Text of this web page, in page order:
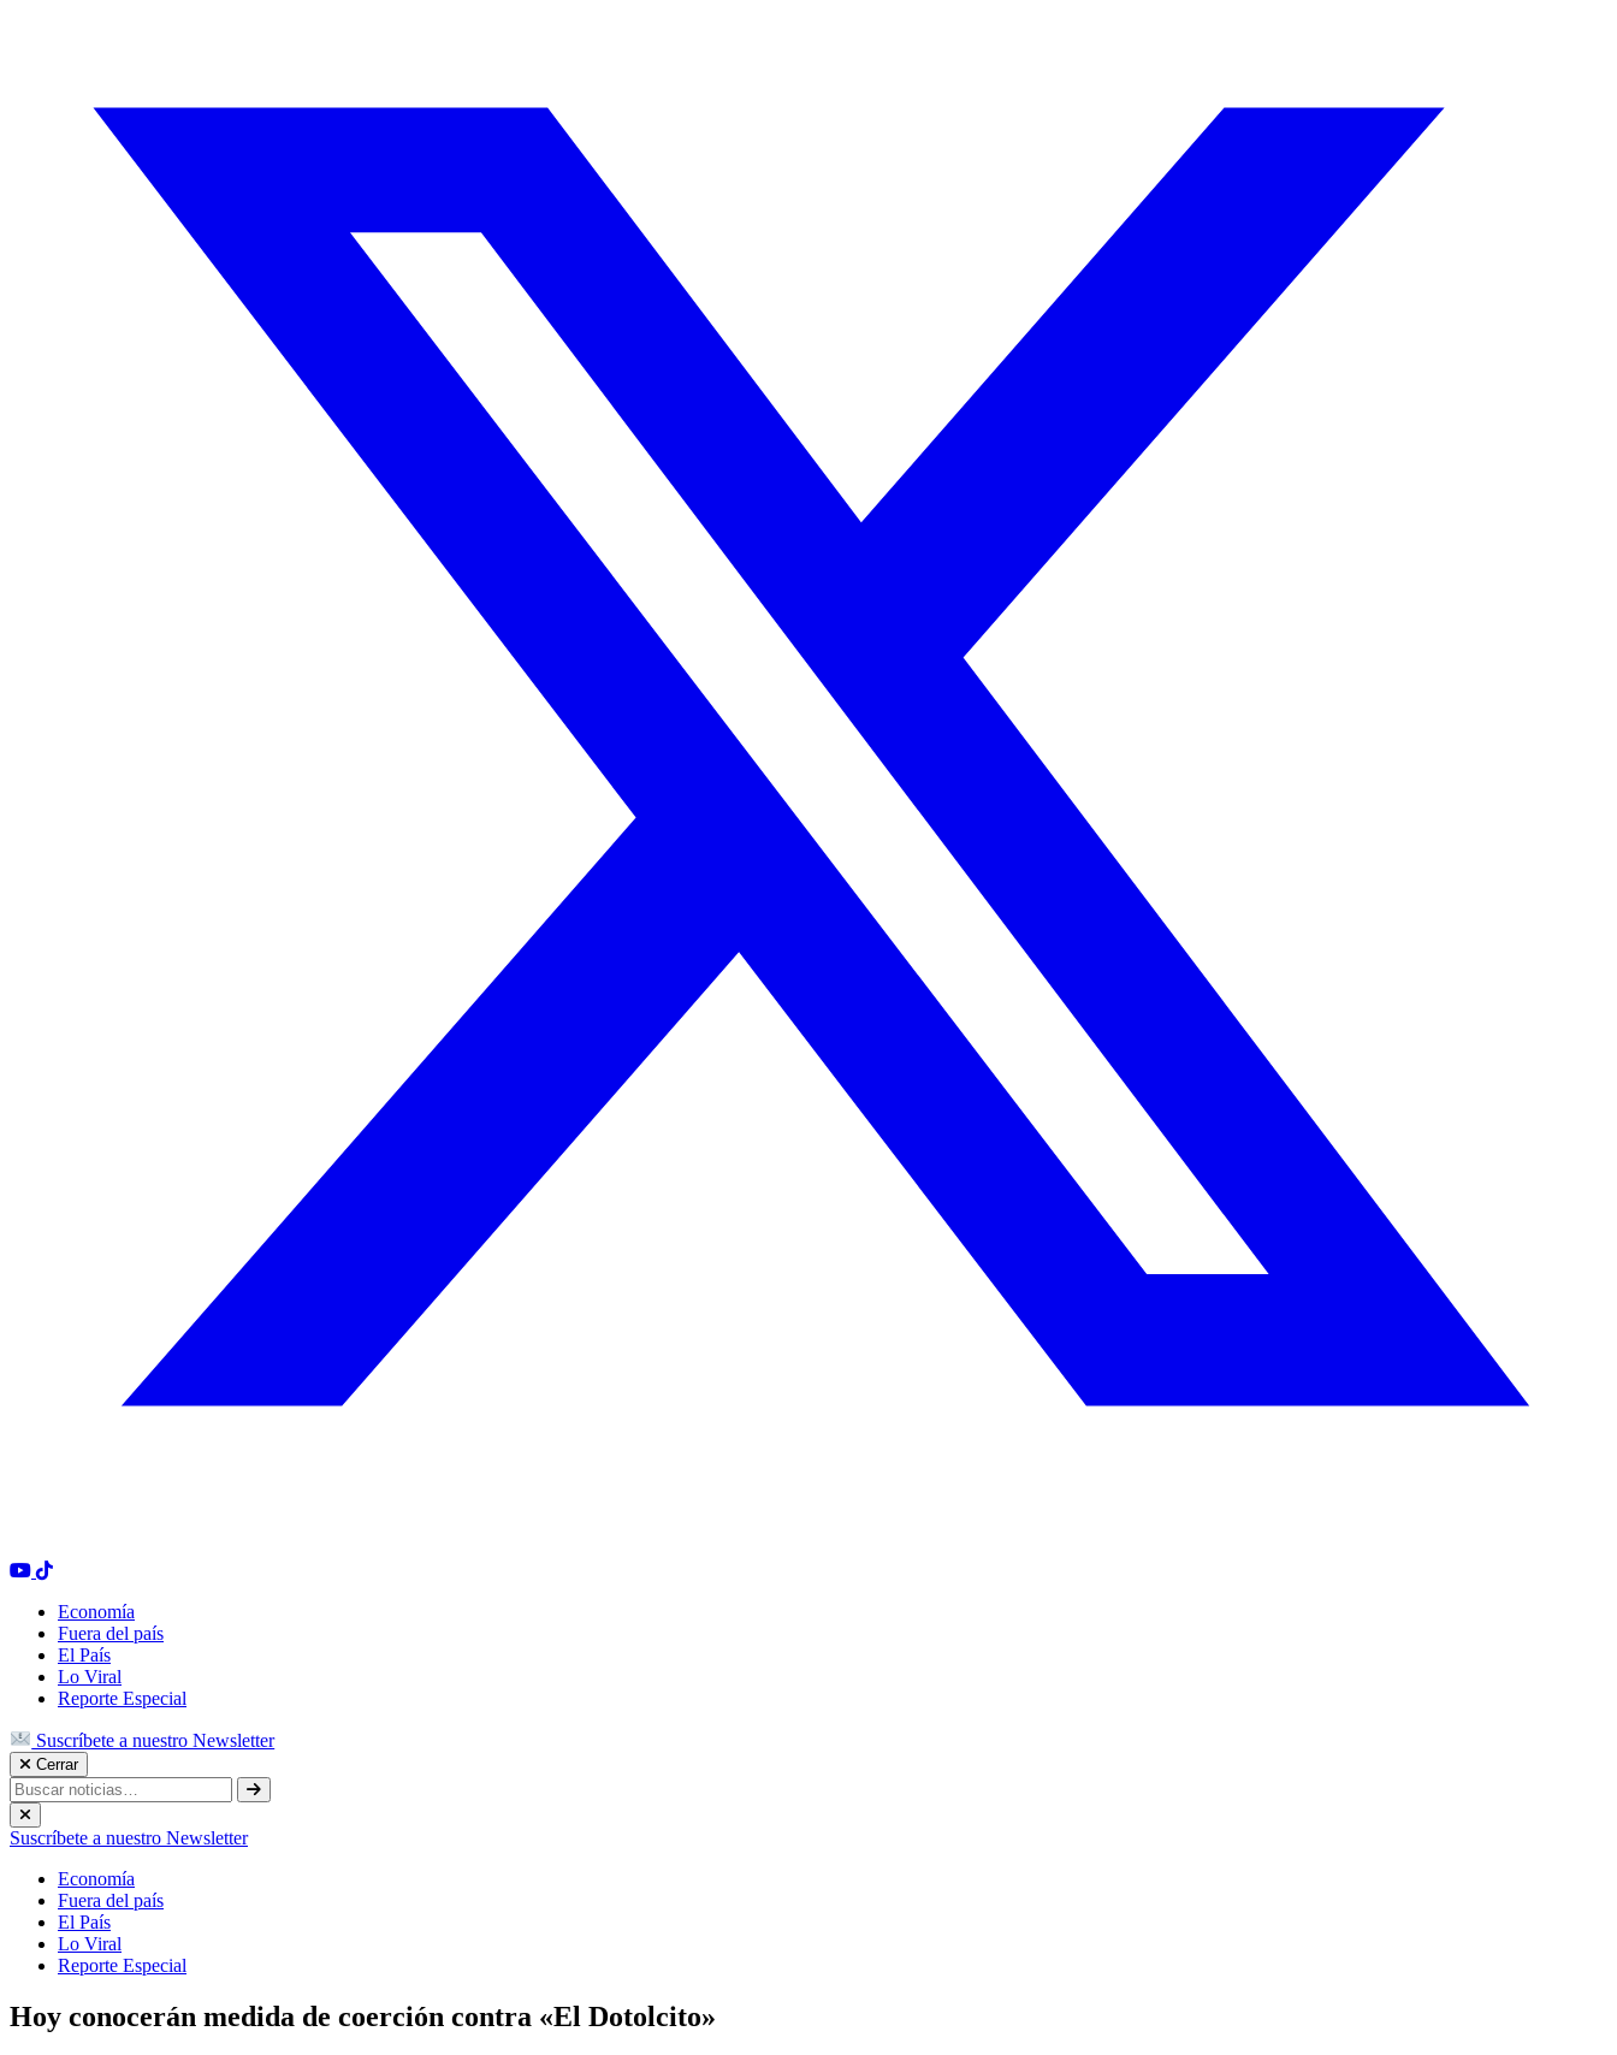
Economía
Fuera del país
El País
Lo Viral
Reporte Especial
Suscríbete a nuestro Newsletter
Cerrar
Suscríbete a nuestro Newsletter
Economía
Fuera del país
El País
Lo Viral
Reporte Especial
Hoy conocerán medida de coerción contra «El Dotolcito»